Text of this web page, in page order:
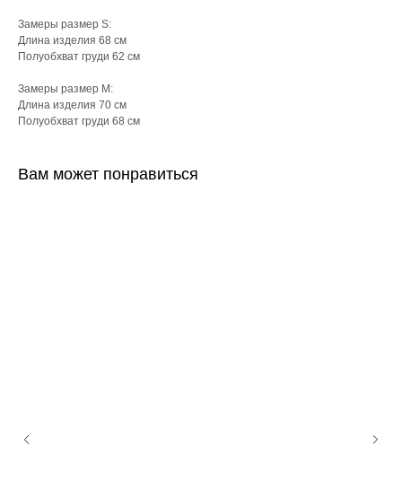
Замеры размер S:
Длина изделия 68 см
Полуобхват груди 62 см
Замеры размер М:
Длина изделия 70 см
Полуобхват груди 68 см
Вам может понравиться